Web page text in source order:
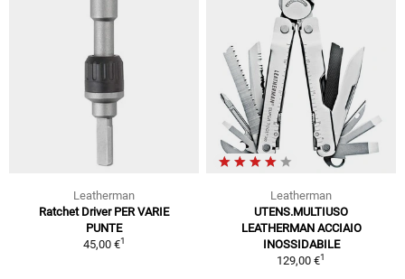
Leatherman
Ratchet Driver PER VARIE
PUNTE
45,00 €1
Leatherman
UTENS.MULTIUSO
LEATHERMAN ACCIAIO
INOSSIDABILE
129,00 €1